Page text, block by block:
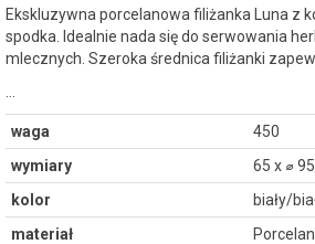
Ekskluzywna porcelanowa filiżanka Luna z
spodka. Idealnie nada się do serwowania
mlecznych. Szeroka średnica filiżanki
waga
450
wymiary
65 x ⌀ 95
kolor
biały/
materiał